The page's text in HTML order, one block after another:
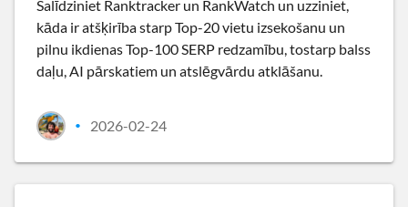
Salīdziniet Ranktracker un RankWatch un uzziniet,
kāda ir atšķirība starp Top-20 vietu izsekošanu un
pilnu ikdienas Top-100 SERP redzamību, tostarp balss
daļu, AI pārskatiem un atslēgvārdu atklāšanu.
• 2026-02-24